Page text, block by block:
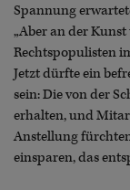
Spannung
„Aber an der
Rechtspopulisten
Jetzt dürfte ein
sein: Die von der
erhalten, und
Anstellung
einsparen, das